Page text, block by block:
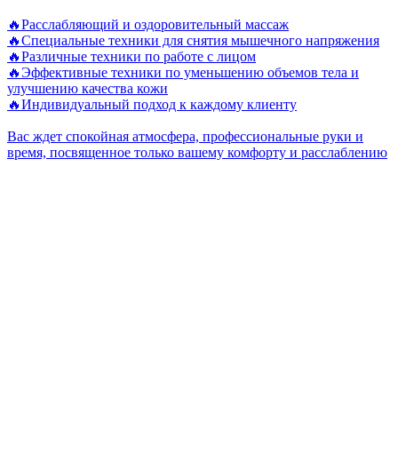
🔥Расслабляющий и оздоровительный массаж
🔥Специальные техники для снятия мышечного напряжения
🔥Различные техники по работе с лицом
🔥Эффективные техники по уменьшению объемов тела и
улучшению качества кожи
🔥Индивидуальный подход к каждому клиенту
Вас ждет спокойная атмосфера, профессиональные руки и
время, посвященное только вашему комфорту и расслаблению